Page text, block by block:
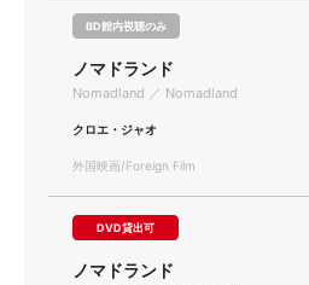
BD館内視聴のみ
ノマドランド
Nomadland ／ Nomadland
クロエ・ジャオ
外国映画/Foreign Film
DVD貸出可
ノマドランド